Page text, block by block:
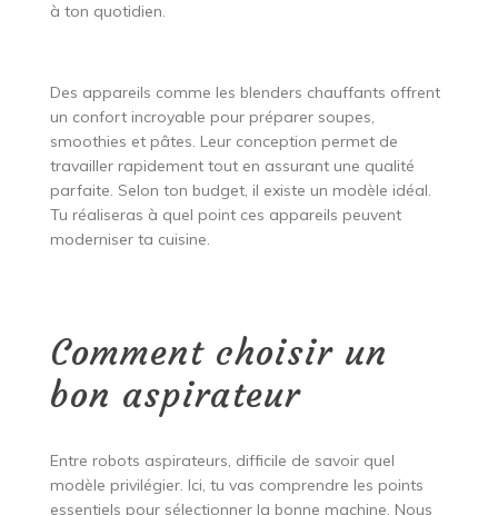
à ton quotidien.
Des appareils comme les blenders chauffants offrent
un confort incroyable pour préparer soupes,
smoothies et pâtes. Leur conception permet de
travailler rapidement tout en assurant une qualité
parfaite. Selon ton budget, il existe un modèle idéal.
Tu réaliseras à quel point ces appareils peuvent
moderniser ta cuisine.
Comment choisir un
bon aspirateur
Entre robots aspirateurs, difficile de savoir quel
modèle privilégier. Ici, tu vas comprendre les points
essentiels pour sélectionner la bonne machine. Nous